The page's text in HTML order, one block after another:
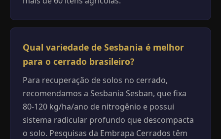
Qual variedade de Sesbania é melhor
para o cerrado brasileiro?
Para recuperação de solos no cerrado,
recomendamos a Sesbania Sesban, que fixa
80-120 kg/ha/ano de nitrogênio e possui
sistema radicular profundo que descompacta
o solo. Pesquisas da Embrapa Cerrados têm